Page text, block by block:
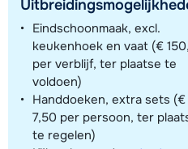
Eindschoonmaak, excl.
keukenhoek en vaat (€
per verblijf, ter plaatse te
voldoen)
Handdoeken, extra sets (€
7,50 per persoon, ter
te regelen)